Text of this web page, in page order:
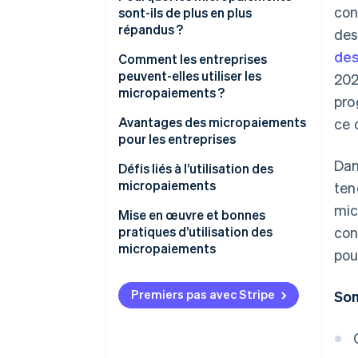
sont-ils de plus en plus
répandus ?
Comment les entreprises
peuvent-elles utiliser les
micropaiements ?
Avantages des micropaiements
pour les entreprises
Défis liés à l’utilisation des
micropaiements
Mise en œuvre et bonnes
pratiques d’utilisation des
micropaiements
Premiers pas avec Stripe
ce